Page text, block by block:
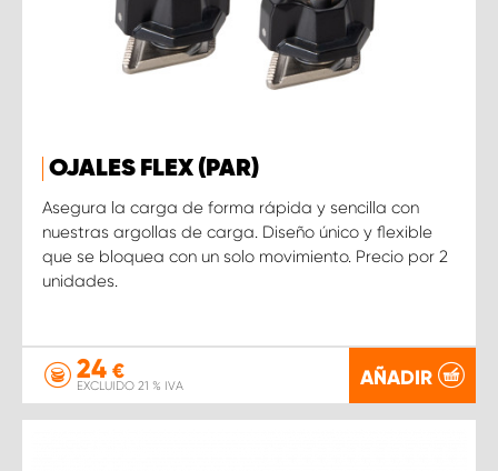
OJALES FLEX (PAR)
Asegura la carga de forma rápida y sencilla con
nuestras argollas de carga. Diseño único y flexible
que se bloquea con un solo movimiento. Precio por 2
unidades.
24 €
EXCLUIDO 21 % IVA AÑADIR